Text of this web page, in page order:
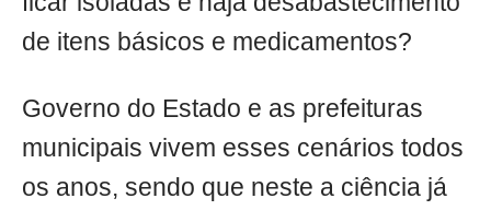
de itens básicos e medicamentos?
Governo do Estado e as prefeituras
municipais vivem esses cenários todos
os anos, sendo que neste a ciência já